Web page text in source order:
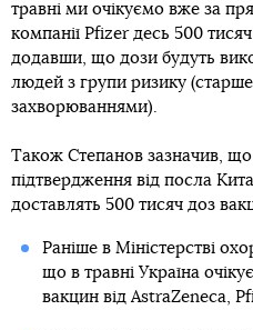
травні ми очікуємо вже за
компанії Pfizer десь 500
додавши, що дози будуть
людей з групи ризику (старше
захворюваннями).
Також Степанов зазначив, що
підтвердження від посла
доставлять 500 тисяч доз
Раніше в Міністерстві
що в травні Україна
вакцин від AstraZeneca,